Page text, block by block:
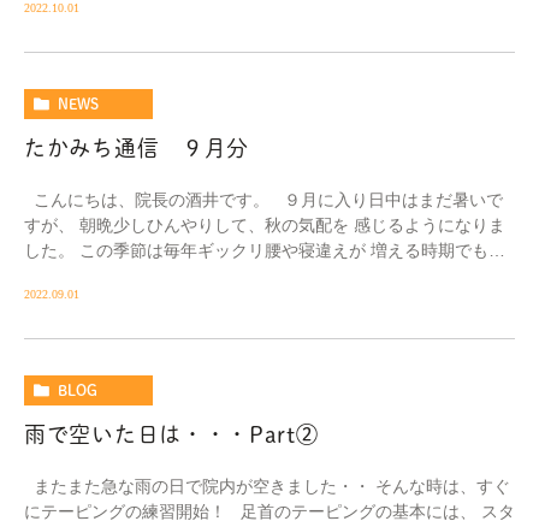
2022.10.01
NEWS
たかみち通信 ９月分
こんにちは、院長の酒井です。 ９月に入り日中はまだ暑いで
すが、 朝晩少しひんやりして、秋の気配を 感じるようになりま
した。 この季節は毎年ギックリ腰や寝違えが 増える時期でもあ
2022.09.01
BLOG
雨で空いた日は・・・Part②
またまた急な雨の日で院内が空きました・・ そんな時は、すぐ
にテーピングの練習開始！ 足首のテーピングの基本には、 スタ